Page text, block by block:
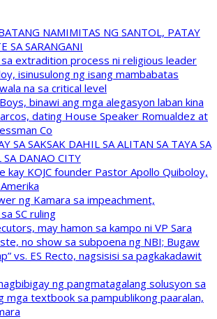
NAMIMITAS NG SANTOL, PATAY
SA SARANGANI
extradition process ni religious leader
isinusulong ng isang mambabatas
na sa critical level
binawi ang mga alegasyon laban kina
dating House Speaker Romualdez at
Co
SA SAKSAK DAHIL SA ALITAN SA TAYA SA
SA DANAO CITY
kay KOJC founder Pastor Apollo Quiboloy,
ng Kamara sa impeachment,
SC ruling
may hamon sa kampo ni VP Sara
no show sa subpoena ng NBI; Bugaw
vs. ES Recto, nagsisisi sa pagkakadawit
ng pangmatagalang solusyon sa
mga textbook sa pampublikong paaralan,